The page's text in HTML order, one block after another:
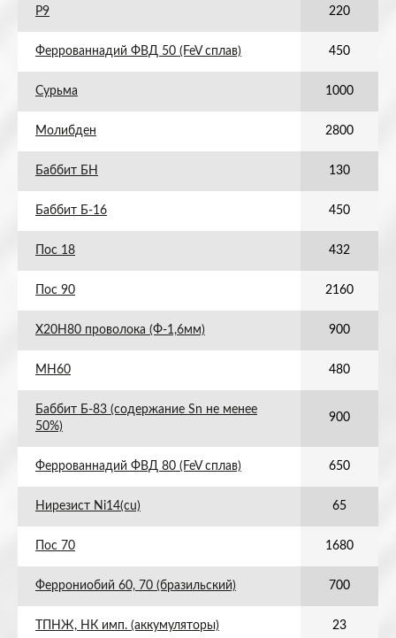
Р9 220
Феррованнадий ФВД 50 (FeV сплав) 450
Сурьма 1000
Молибден 2800
Баббит БН 130
Баббит Б-16 450
Пос 18 432
Пос 90 2160
Х20Н80 проволока (Ф-1,6мм) 900
МН60 480
Баббит Б-83 (содержание Sn не менее
50%)
900
Феррованнадий ФВД 80 (FeV сплав) 650
Нирезист Ni14(cu) 65
Пос 70 1680
Феррониобий 60, 70 (бразильский) 700
ТПНЖ, НК имп. (аккумуляторы) 23